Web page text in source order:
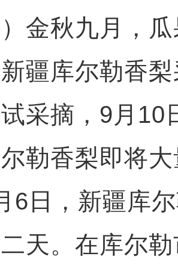
金秋九月，
疆库尔勒香
采摘，9月10
勒香梨即将
，新疆库尔
天。在库尔